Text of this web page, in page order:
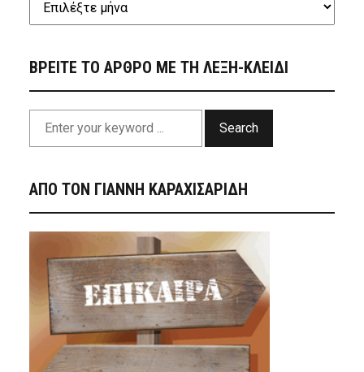
ΒΡΕΙΤΕ ΤΟ ΑΡΘΡΟ ΜΕ ΤΗ ΛΕΞΗ-ΚΛΕΙΔΙ
Search
ΑΠΟ ΤΟΝ ΓΙΑΝΝΗ ΚΑΡΑΧΙΣΑΡΙΔΗ